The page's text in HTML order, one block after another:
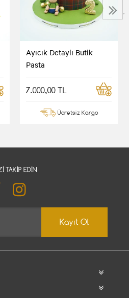
Ayıcık Detaylı Butik
Pasta
7.000,00 TL
Ücretsiz Kargo
›
TAKIP EDIN
Kayıt Ol